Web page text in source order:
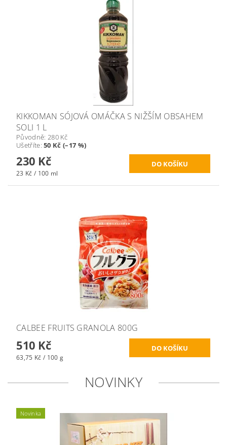
KIKKOMAN SÓJOVÁ OMÁČKA S NIŽŠÍM OBSAHEM
SOLI 1 L
Původně: 280 Kč
Ušetříte:50 Kč (–17 %)
230 Kč
23 Kč / 100 ml
CALBEE FRUITS GRANOLA 800G
510 Kč
63,75 Kč / 100 g
NOVINKY
Novinka